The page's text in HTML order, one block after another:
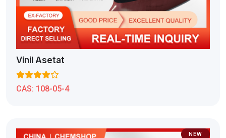
Vinil Asetat
CAS: 108-05-4
NEW